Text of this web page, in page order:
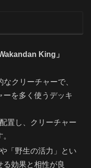
King」
クリーチャーで、
ーを多く使うデッキ
置し、クリーチャー
「野生の活力」とい
る効果と相性が良